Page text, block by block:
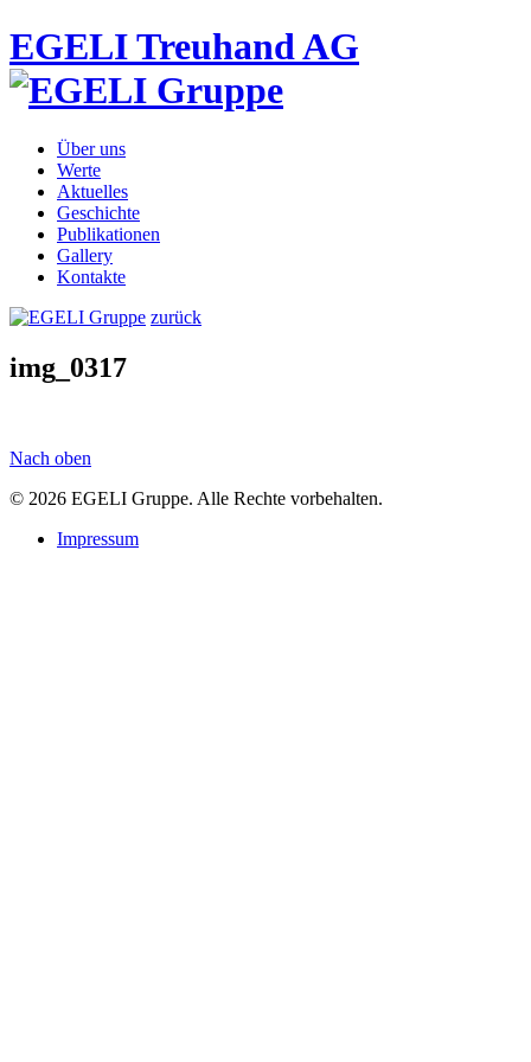
EGELI Treuhand AG
Über uns
Werte
Aktuelles
Geschichte
Publikationen
Gallery
Kontakte
zurück
img_0317
Nach oben
© 2026 EGELI Gruppe. Alle Rechte vorbehalten.
Impressum